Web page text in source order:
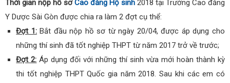
Thời gian nộp hồ sơCao đẳng Hộ sinh 2018 tại Trường Cao đẳng
Y Dược Sài Gòn được chia ra làm 2 đợt cụ thể:
Đợt 1:Bắt đầu nộp hồ sơ từ ngày 20/04, được áp dụng cho
những thí sinh đã tốt nghiệp THPT từ năm 2017 trở về trước;
Đợt 2: Áp dụng đối với những thí sinh vừa mới hoàn thành kỳ
thi tốt nghiệp THPT Quốc gia năm 2018. Sau khi các em có